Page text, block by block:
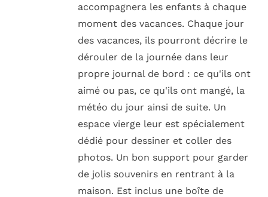
accompagnera les enfants à chaque
moment des vacances. Chaque jour
des vacances, ils pourront décrire le
dérouler de la journée dans leur
propre journal de bord : ce qu'ils ont
aimé ou pas, ce qu'ils ont mangé, la
météo du jour ainsi de suite. Un
espace vierge leur est spécialement
dédié pour dessiner et coller des
photos. Un bon support pour garder
de jolis souvenirs en rentrant à la
maison. Est inclus une boîte de